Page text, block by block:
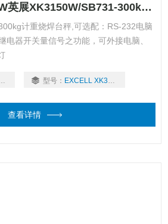
EXCELL XK3150W英展XK3150W/SB731-300kg计重烧焊台秤
计重烧焊台秤,可选配：RS-232电脑
电器开关量信号之功能，可外接电脑、
型号： EXCELL XK3150W
查看详情